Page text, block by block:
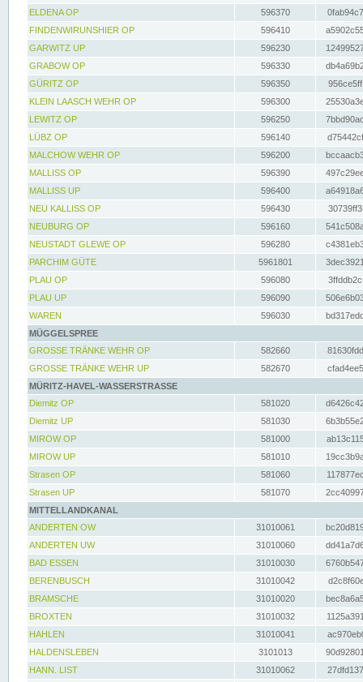
ELDENA OP
596370
FINDENWIRUNSHIER OP
596410
GARWITZ UP
596230
GRABOW OP
596330
GÜRITZ OP
596350
KLEIN LAASCH WEHR OP
596300
LEWITZ OP
596250
LÜBZ OP
596140
MALCHOW WEHR OP
596200
MALLISS OP
596390
MALLISS UP
596400
NEU KALLISS OP
596430
NEUBURG OP
596160
NEUSTADT GLEWE OP
596280
PARCHIM GÜTE
5961801
PLAU OP
596080
PLAU UP
596090
WAREN
596030
MÜGGELSPREE
GROSSE TRÄNKE WEHR OP
582660
GROSSE TRÄNKE WEHR UP
582670
MÜRITZ-HAVEL-WASSERSTRASSE
Diemitz OP
581020
Diemitz UP
581030
MIROW OP
581000
MIROW UP
581010
Strasen OP
581060
Strasen UP
581070
MITTELLANDKANAL
ANDERTEN OW
31010061
ANDERTEN UW
31010060
BAD ESSEN
31010030
BERENBUSCH
31010042
BRAMSCHE
31010020
BROXTEN
31010032
HAHLEN
31010041
HALDENSLEBEN
3101013
HANN. LIST
31010062